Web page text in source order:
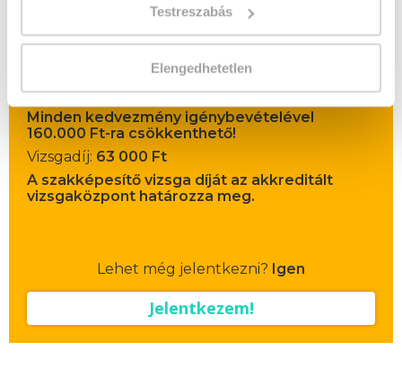
Testreszabás
Elengedhetetlen
43 nap az indulásig!
Időtartam:6 hónap
Indulás időpontja:2026-09-19
Képzés ára:195 000 Ft
Minden kedvezmény igénybevételével
160.000 Ft-ra csökkenthető!
Vizsgadíj: 63 000 Ft
A szakképesítő vizsga díját az akkreditált
vizsgaközpont határozza meg.
Lehet még jelentkezni? Igen
Jelentkezem!